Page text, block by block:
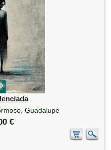
Guadalupe
€